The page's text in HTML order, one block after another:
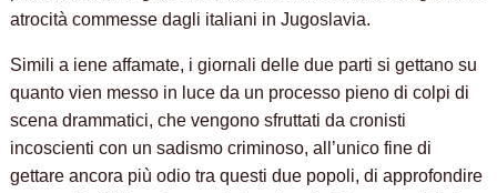
atrocità commesse dagli italiani in Jugoslavia.
Simili a iene affamate, i giornali delle due parti si gettano su
quanto vien messo in luce da un processo pieno di colpi di
scena drammatici, che vengono sfruttati da cronisti
incoscienti con un sadismo criminoso, all’unico fine di
gettare ancora più odio tra questi due popoli, di approfondire